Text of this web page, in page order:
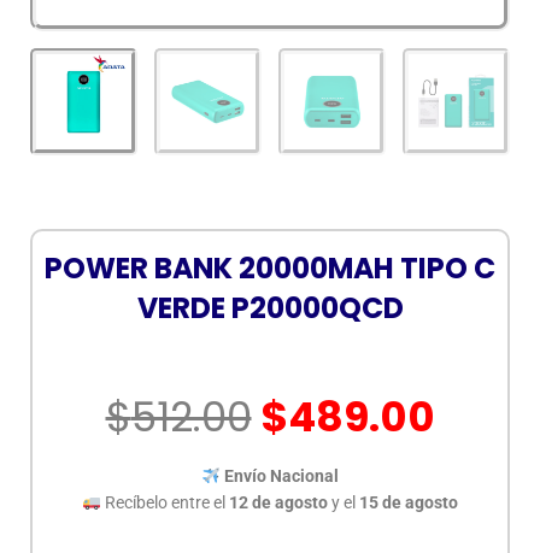
POWER BANK 20000MAH TIPO C
VERDE P20000QCD
$512.00El
precio
original
era:
$512.00.
$489.00
es:
Envío Nacional
Recíbelo entre el 12 de agostoy el 15 de agosto